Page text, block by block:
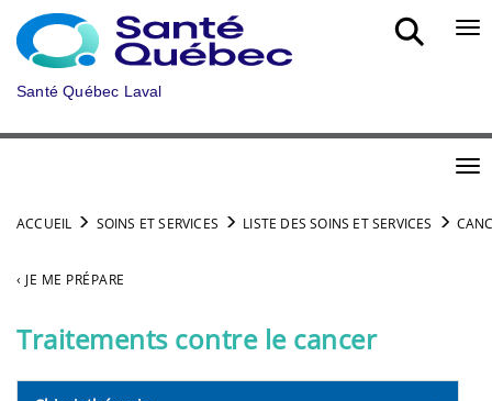
Aller au menu principal
Santé Québec Laval
ACCUEIL SOINS ET SERVICES LISTE DES SOINS ET SERVICES
‹ JE ME PRÉPARE
Traitements contre le cancer